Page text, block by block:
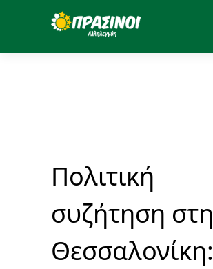
Πολιτική
συζήτηση στη
Θεσσαλονίκη: